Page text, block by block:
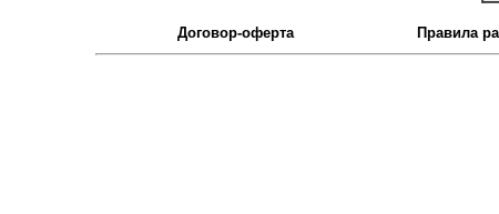
Договор-оферта Правила